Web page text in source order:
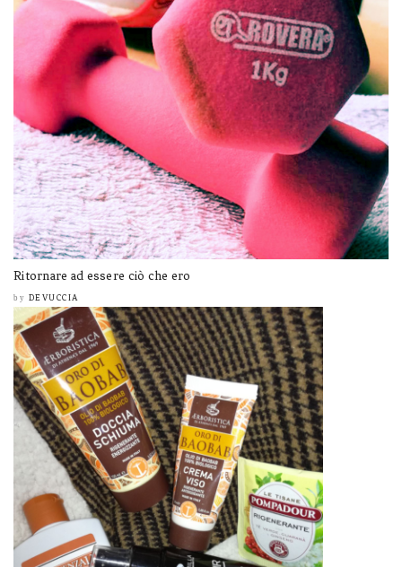
Ritornare ad essere ciò che ero
by DEVUCCIA